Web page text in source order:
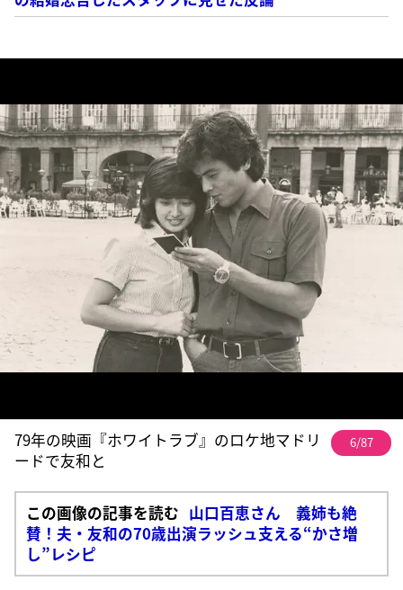
79年の映画『ホワイトラブ』のロケ地マドリ
ードで友和と
6/87
この画像の記事を読む 山口百恵さん 義姉も絶
賛！夫・友和の70歳出演ラッシュ支える“かさ増
し”レシピ